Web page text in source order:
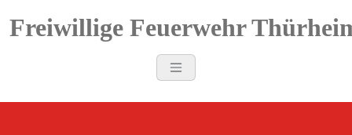
Inhalt
Freiwillige Feuerwehr